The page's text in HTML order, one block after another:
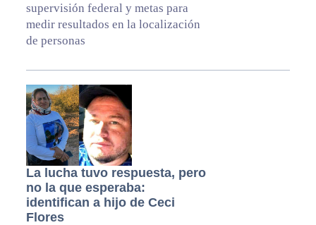
supervisión federal y metas para
medir resultados en la localización
de personas
La lucha tuvo respuesta, pero
no la que esperaba:
identifican a hijo de Ceci
Flores